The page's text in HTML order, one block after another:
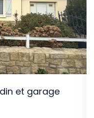
et garage